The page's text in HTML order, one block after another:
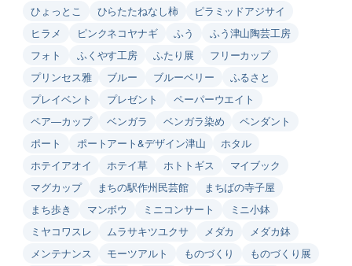
ひょっとこ
ひらたたねなし柿
ピラミッドアジサイ
ヒラメ
ピンクネコヤナギ ふう
ふう津山陶芸工房
フォト
ふくやす工房 ふたり展
フリーカップ
プリンセス雅
ブルー ブルーベリー
ふるさと
プレイベント
プレゼント
ペーパーウエイト
ペア―カップ
ベンガラ ベンガラ染め
ペンダント
ポート
ポートアート&デザイン津山
ホタル
ホテイアオイ
ホテイ草 ホトトギス
マイブック
マグカップ
まちの駅作州民芸館
まちばの寺子屋
まち歩き
マンボウ ミニコンサート
ミニ小鉢
ミヤコワスレ
ムラサキツユクサ メダカ
メダカ鉢
メンテナンス
モーツアルト ものづくり
ものづくり展